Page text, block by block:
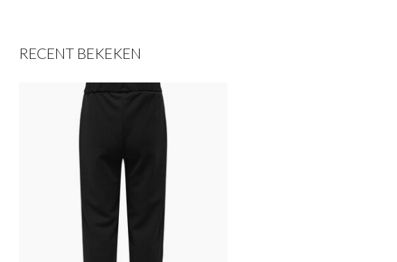
RECENT BEKEKEN